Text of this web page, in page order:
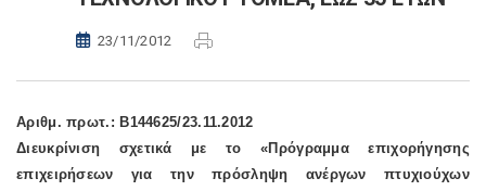
23/11/2012
Αριθμ. πρωτ.: Β144625/23.11.2012
Διευκρίνιση σχετικά με το «Πρόγραμμα επιχορήγησης
επιχειρήσεων για την πρόσληψη ανέργων πτυχιούχων